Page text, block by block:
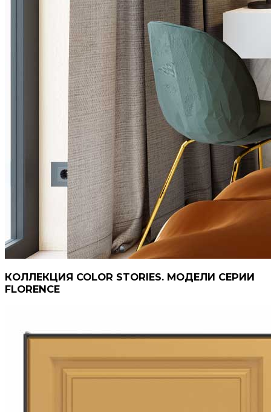
КОЛЛЕКЦИЯ COLOR STORIES. МОДЕЛИ СЕРИИ
FLORENCE